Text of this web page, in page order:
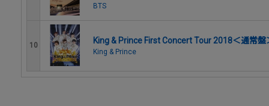
BTS
10 King & Prince First Concert Tour 2018＜通常盤
King & Prince